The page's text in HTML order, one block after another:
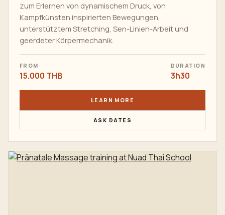
zum Erlernen von dynamischem Druck, von
Kampfkünsten inspirierten Bewegungen,
unterstütztem Stretching, Sen-Linien-Arbeit und
geerdeter Körpermechanik.
FROM
15.000 THB
DURATION
3h30
LEARN MORE
ASK DATES